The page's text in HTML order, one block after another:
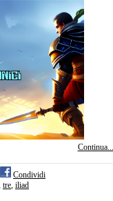
Continua...
Condividi
tre iliad